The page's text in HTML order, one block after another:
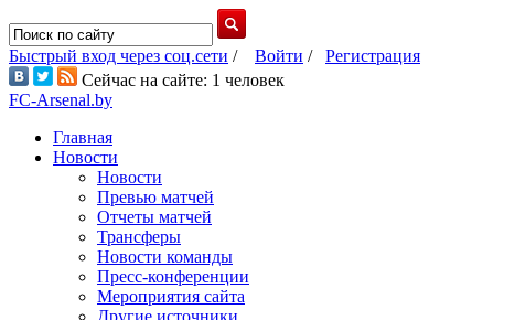
Быстрый вход через соц.сети / Войти / Регистрация
Сейчас на сайте: 1 человек
FC-Arsenal.by
Главная
Новости
Новости
Превью матчей
Отчеты матчей
Трансферы
Новости команды
Пресс-конференции
Мероприятия сайта
Другие источники